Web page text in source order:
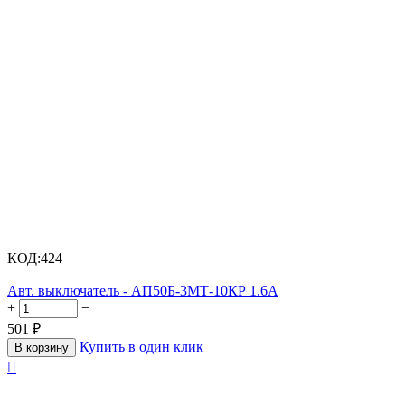
КОД:424
Авт. выключатель - АП50Б-3МТ-10КР 1.6А
+
−
501 ₽
В корзину
Купить в один клик
